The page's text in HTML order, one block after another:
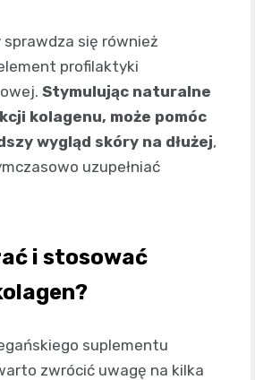
sprawdza się również
profilaktyki
Stymulując naturalne
kolagenu, może pomóc
wygląd skóry na dłużej,
uzupełniać
i stosować
suplementu
zwrócić uwagę na kilka